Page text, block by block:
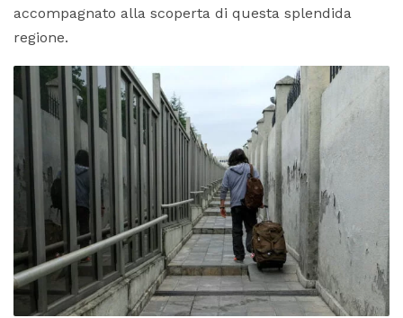
accompagnato alla scoperta di questa splendida
regione.